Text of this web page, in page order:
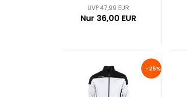
UVP 47,99 EUR
Nur 36,00 EUR
-25%